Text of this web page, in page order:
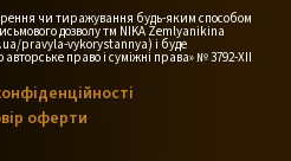
чи тиражування будь-яким способом
дозволу тм NIKA Zemlyanikina
pravyla-vykorystannya) і буде
право і суміжні права» № 3792-XII
оферти